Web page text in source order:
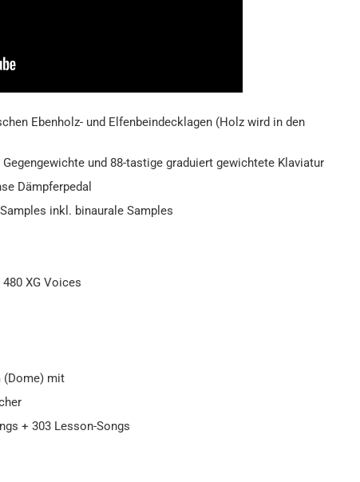
Ebenholz- und Elfenbeindecklagen (Holz wird in den
und 88-tastige graduiert gewichtete Klaviatur
Dämpferpedal
inkl. binaurale Samples
XG Voices
(Dome) mit
+ 303 Lesson-Songs